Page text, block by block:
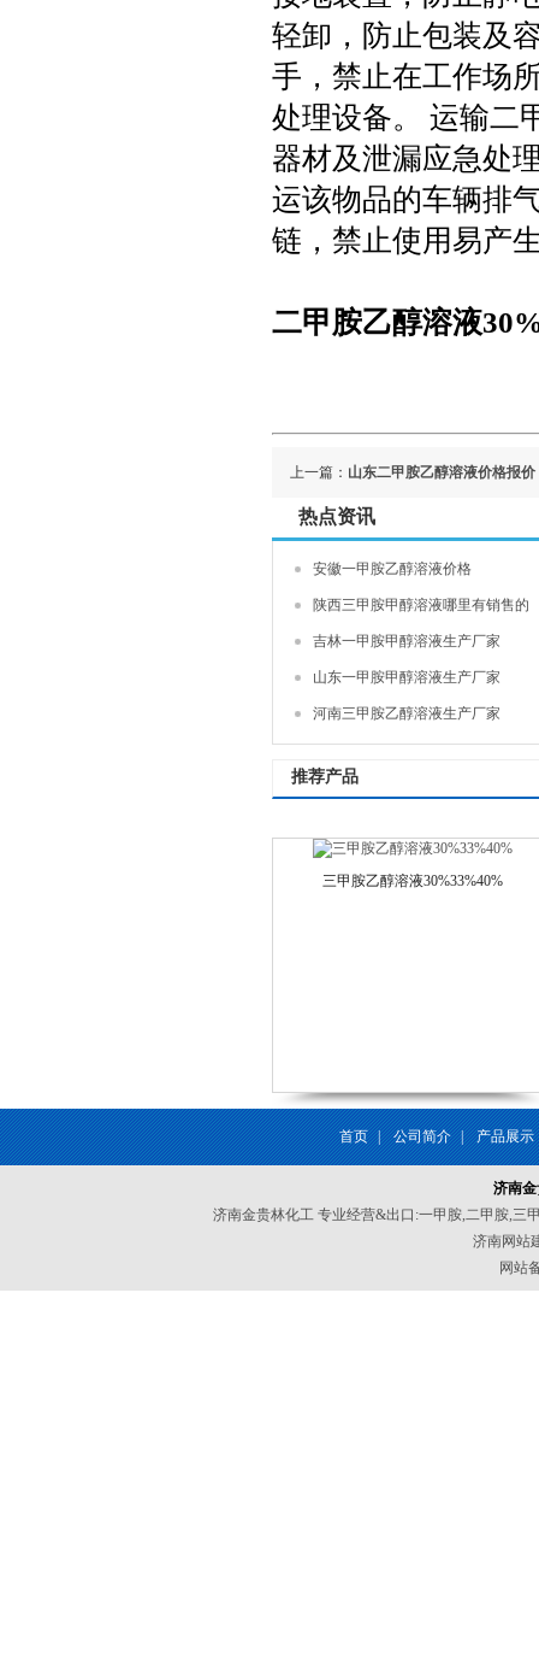
轻卸，防止包装及
手，禁止在工作场
处理设备。 运输二
器材及泄漏应急处
运该物品的车辆排
链，禁止使用易产
二甲胺乙醇溶液
上一篇： 山东二甲胺乙醇溶液价格报价
热点资讯
安徽一甲胺乙醇溶液价格
陕西三甲胺甲醇溶液哪里有销售的
吉林一甲胺甲醇溶液生产厂家
山东一甲胺甲醇溶液生产厂家
河南三甲胺乙醇溶液生产厂家
推荐产品
三甲胺乙醇溶液30%33%40%
首页 | 公司简介 | 产品展示
济南
济南金贵林化工 专业经营&出口:一甲胺,二甲胺,三
济南网站
网站